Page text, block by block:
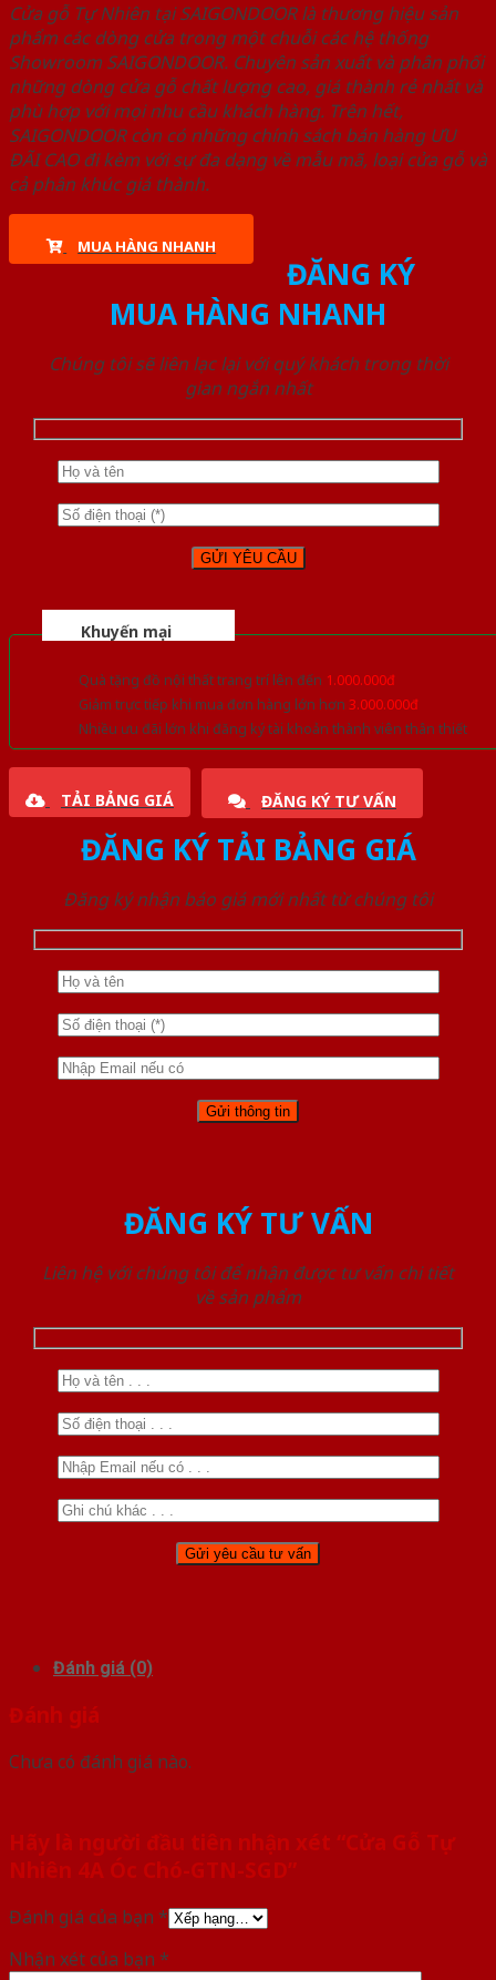
Cửa gỗ Tự Nhiên tại SAIGONDOOR là thương hiệu sản
phẩm các dòng cửa trong một chuỗi các hệ thống
Showroom SAIGONDOOR. Chuyên sản xuất và phân phối
những dòng cửa gỗ chất lượng cao, giá thành rẻ nhất và
phù hợp với mọi nhu cầu khách hàng. Trên hết,
SAIGONDOOR còn có những chính sách bán hàng ƯU
ĐÃI CAO đi kèm với sự đa dạng về mẫu mã, loại cửa gỗ và
cả phân khúc giá thành.
MUA HÀNG NHANH
ĐĂNG KÝ
MUA HÀNG NHANH
Chúng tôi sẽ liên lạc lại với quý khách trong thời
gian ngắn nhất
Khuyến mại
Quà tặng đồ nội thất trang trí lên đến 1.000.000đ
Giảm trực tiếp khi mua đơn hàng lớn hơn 3.000.000đ
Nhiều ưu đãi lớn khi đăng ký tài khoản thành viên thân thiết
TẢI BẢNG GIÁ ĐĂNG KÝ TƯ VẤN
ĐĂNG KÝ TẢI BẢNG GIÁ
Đăng ký nhận báo giá mới nhất từ chúng tôi
ĐĂNG KÝ TƯ VẤN
Liên hệ với chúng tôi để nhận được tư vấn chi tiết
về sản phẩm
Đánh giá (0)
Đánh giá
Chưa có đánh giá nào.
Hãy là người đầu tiên nhận xét “Cửa Gỗ Tự
Nhiên 4A Óc Chó-GTN-SGD”
Đánh giá của bạn *
Nhận xét của bạn *